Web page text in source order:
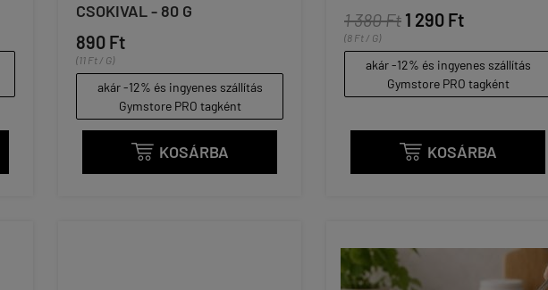
CSOKIVAL - 80 G
890 Ft
(11 Ft / G)
akár -12% és ingyenes szállítás
Gymstore PRO tagként
 KOSÁRBA
1 380 Ft 1 290 Ft
(8 Ft / G)
akár -12% és ingyenes szállítás
Gymstore PRO tagként
 KOSÁRBA